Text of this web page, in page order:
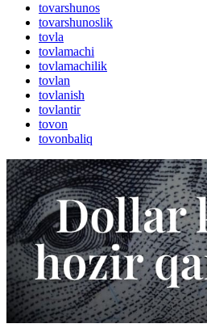
tovarshunos
tovarshunoslik
tovla
tovlamachi
tovlamachilik
tovlan
tovlanish
tovlantir
tovon
tovonbaliq